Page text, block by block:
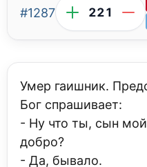
#1287 221
Умер гаишник.
Бог спрашивает:
- Ну что ты, сын
добро?
- Да, бывало.